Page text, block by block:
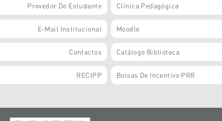
Provedor Do Estudante Clínica Pedagógica
E-Mail Institucional Moodle
Contactos Catálogo Biblioteca
RECIPP Bolsas De Incentivo PRR